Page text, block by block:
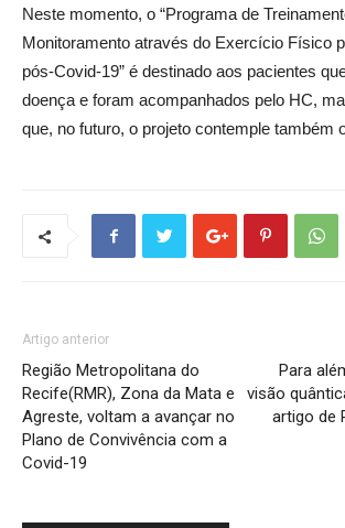
Neste momento, o “Programa de
Monitoramento através do Exercício Físico
pós-Covid-19” é destinado aos pacientes
doença e foram acompanhados pelo HC,
que, no futuro, o projeto contemple também
Artigo anterior
Região Metropolitana do
Recife(RMR), Zona da Mata e
Agreste, voltam a avançar no
Plano de Convivência com a
Covid-19
Para
visão
artigo de